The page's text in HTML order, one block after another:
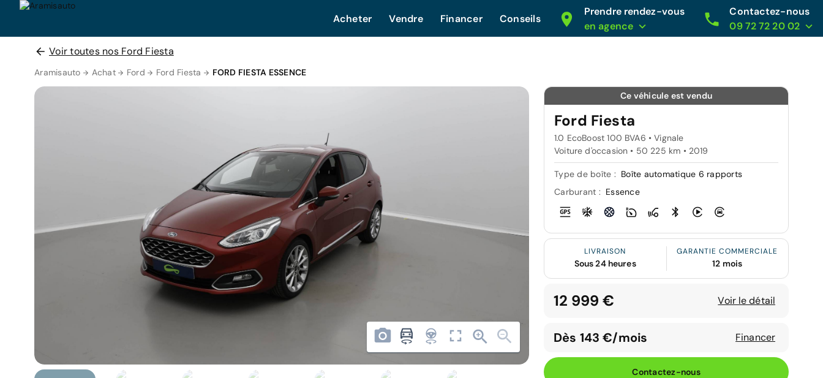
Acheter Vendre Financer Conseils
Prendre rendez-vous
en agence
Contactez-nous
09 72 72 20 02
Voir toutes nos Ford Fiesta
Aramisauto Achat Ford Ford Fiesta FORD FIESTA ESSENCE
Ce véhicule est vendu
Ford Fiesta
1.0 EcoBoost 100 BVA6 • Vignale
Voiture d'occasion • 50 225 km • 2019
Type de boîte : Boîte automatique 6 rapports
Carburant : Essence
LIVRAISON
Sous 24 heures
GARANTIE COMMERCIALE
12 mois
12 999 € Voir le détail
Dès 143 €/mois Financer
Contactez-nous